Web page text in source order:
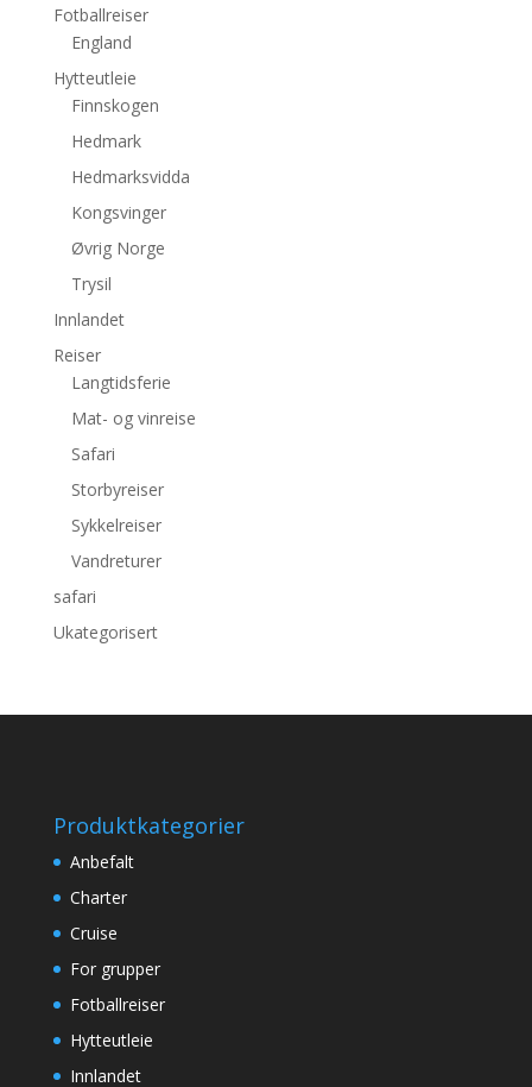
Fotballreiser
England
Hytteutleie
Finnskogen
Hedmark
Hedmarksvidda
Kongsvinger
Øvrig Norge
Trysil
Innlandet
Reiser
Langtidsferie
Mat- og vinreise
Safari
Storbyreiser
Sykkelreiser
Vandreturer
safari
Ukategorisert
Produktkategorier
Anbefalt
Charter
Cruise
For grupper
Fotballreiser
Hytteutleie
Innlandet